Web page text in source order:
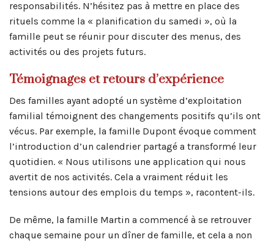
responsabilités. N’hésitez pas à mettre en place des
rituels comme la « planification du samedi », où la
famille peut se réunir pour discuter des menus, des
activités ou des projets futurs.
Témoignages et retours d’expérience
Des familles ayant adopté un système d’exploitation
familial témoignent des changements positifs qu’ils ont
vécus. Par exemple, la famille Dupont évoque comment
l’introduction d’un calendrier partagé a transformé leur
quotidien. « Nous utilisons une application qui nous
avertit de nos activités. Cela a vraiment réduit les
tensions autour des emplois du temps », racontent-ils.
De même, la famille Martin a commencé à se retrouver
chaque semaine pour un dîner de famille, et cela a non